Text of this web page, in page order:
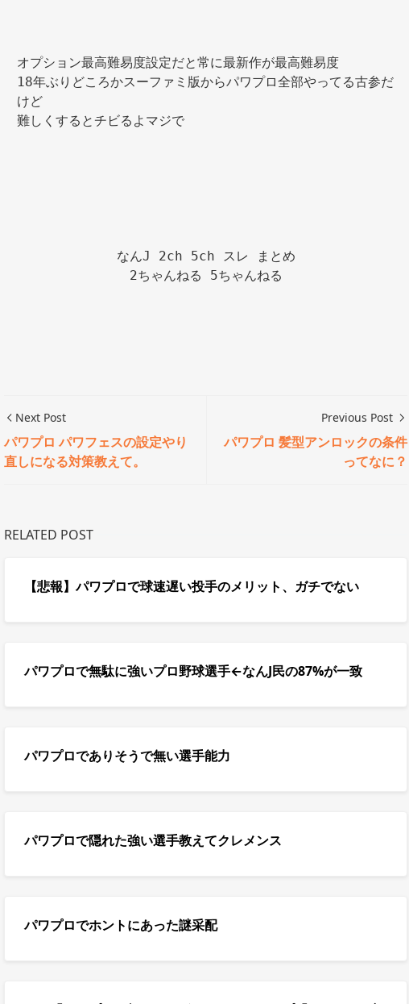
オプション最高難易度設定だと常に最新作が最高難易度
18年ぶりどころかスーファミ版からパワプロ全部やってる古参だ
けど
難しくするとチビるよマジで
なんJ 2ch 5ch スレ まとめ
2ちゃんねる 5ちゃんねる
Next Post
パワプロ パワフェスの設定やり
直しになる対策教えて。
Previous Post
パワプロ 髪型アンロックの条件
ってなに？
RELATED POST
【悲報】パワプロで球速遅い投手のメリット、ガチでない
パワプロで無駄に強いプロ野球選手←なんJ民の87%が一致
パワプロでありそうで無い選手能力
パワプロで隠れた強い選手教えてクレメンス
パワプロでホントにあった謎采配